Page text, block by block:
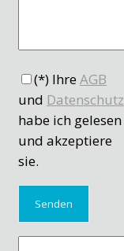
(*) IhreAGB
und Datenschutz
habe ich gelesen
und akzeptiere
sie.